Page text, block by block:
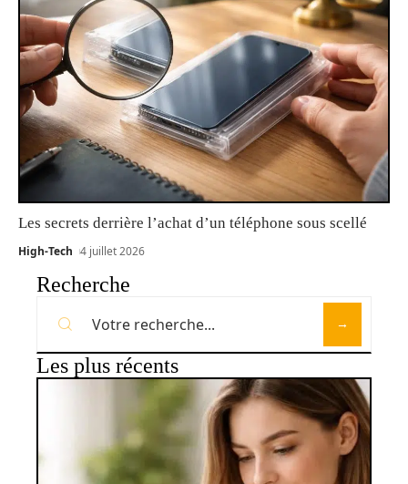
Les secrets derrière l’achat d’un téléphone sous scellé
High-Tech 4 juillet 2026
Recherche
Les plus récents